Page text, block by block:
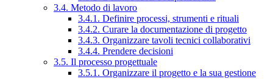
3.4. Metodo di lavoro
3.4.1. Definire processi, strumenti e rituali
3.4.2. Curare la documentazione di progetto
3.4.3. Organizzare tavoli tecnici collaborativi
3.4.4. Prendere decisioni
3.5. Il processo progettuale
3.5.1. Organizzare il progetto e la sua gestione